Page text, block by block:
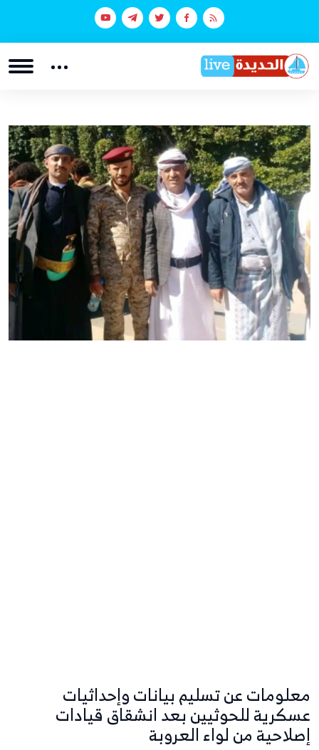
معلومات عن تسليم بيانات وإحداثيات
عسكرية للحوثيين بعد انشقاق قيادات
إصلاحية من لواء العروبة